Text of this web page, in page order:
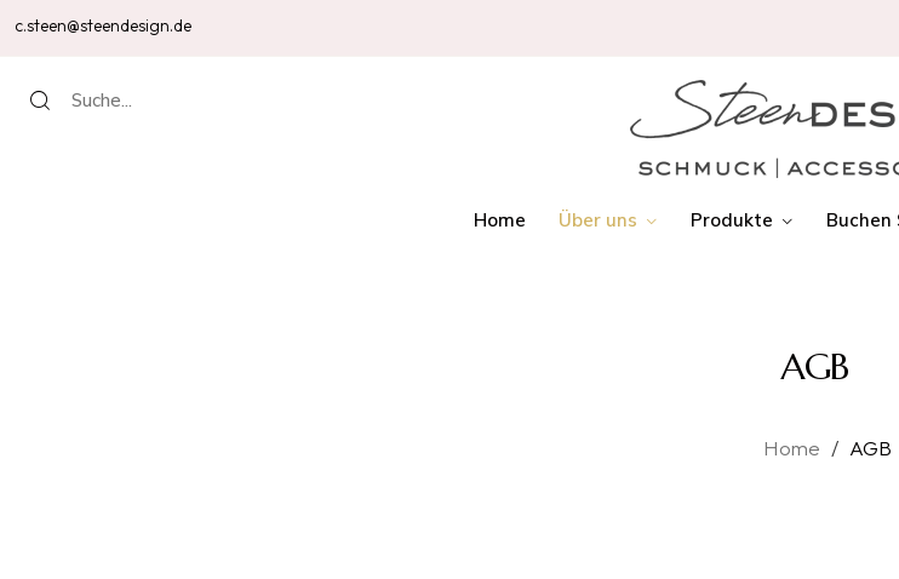
c.steen@steendesign.de
Home Über uns Produkte Buchen
AGB
Home / AGB